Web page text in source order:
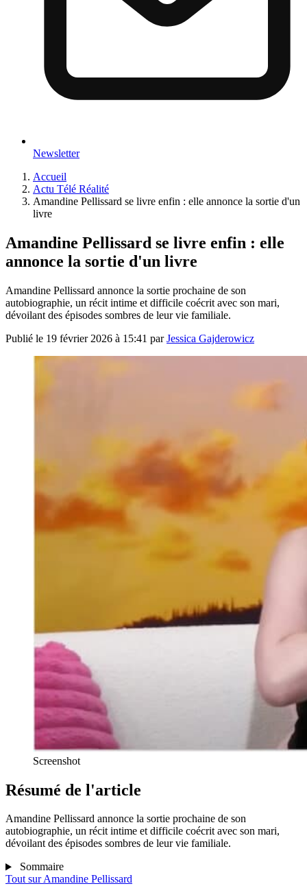
Newsletter
Accueil
Actu Télé Réalité
Amandine Pellissard se livre enfin : elle annonce la sortie d'un
livre
Amandine Pellissard se livre enfin : elle
annonce la sortie d'un livre
Amandine Pellissard annonce la sortie prochaine de son
autobiographie, un récit intime et difficile coécrit avec son mari,
dévoilant des épisodes sombres de leur vie familiale.
Publié le 19 février 2026 à 15:41 parJessica Gajderowicz
Screenshot
Résumé de l'article
Amandine Pellissard annonce la sortie prochaine de son
autobiographie, un récit intime et difficile coécrit avec son mari,
dévoilant des épisodes sombres de leur vie familiale.
Sommaire
Tout surAmandine Pellissard